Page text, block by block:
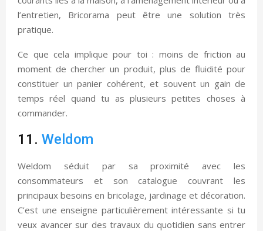
l’entretien, Bricorama peut être une solution très
pratique.
Ce que cela implique pour toi : moins de friction au
moment de chercher un produit, plus de fluidité pour
constituer un panier cohérent, et souvent un gain de
temps réel quand tu as plusieurs petites choses à
commander.
11. Weldom
Weldom séduit par sa proximité avec les
consommateurs et son catalogue couvrant les
principaux besoins en bricolage, jardinage et décoration.
C’est une enseigne particulièrement intéressante si tu
veux avancer sur des travaux du quotidien sans entrer